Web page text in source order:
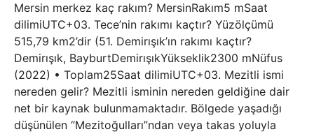
Mersin merkez kaç rakım? MersinRakım5 mSaat
dilimiUTC+03. Tece’nin rakımı kaçtır? Yüzölçümü
515,79 km2’dir (51. Demirışık’ın rakımı kaçtır?
Demirışık, BayburtDemirışıkYükseklik2300 mNüfus
(2022) • Toplam25Saat dilimiUTC+03. Mezitli ismi
nereden gelir? Mezitli isminin nereden geldiğine dair
net bir kaynak bulunmamaktadır. Bölgede yaşadığı
düşünülen “Mezitoğulları”ndan veya takas yoluyla